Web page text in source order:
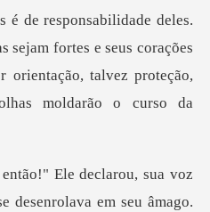
sejam fortes e seus corações
orientação,
desenrolava em seu âmago.